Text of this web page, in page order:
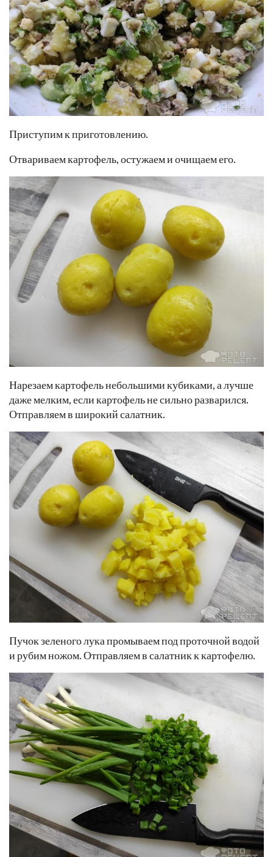
Приступим к приготовлению.
Отвариваем картофель, остужаем и очищаем его.
Нарезаем картофель небольшими кубиками, а лучше
даже мелким, если картофель не сильно разварился.
Отправляем в широкий салатник.
Пучок зеленого лука промываем под проточной водой
и рубим ножом. Отправляем в салатник к картофелю.